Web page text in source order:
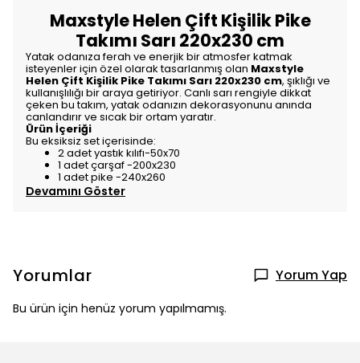
Maxstyle Helen Çift Kişilik Pike
Takımı Sarı 220x230 cm
Yatak odanıza ferah ve enerjik bir atmosfer katmak
isteyenler için özel olarak tasarlanmış olan Maxstyle
Helen Çift Kişilik Pike Takımı Sarı 220x230 cm, şıklığı ve
kullanışlılığı bir araya getiriyor. Canlı sarı rengiyle dikkat
çeken bu takım, yatak odanızın dekorasyonunu anında
canlandırır ve sıcak bir ortam yaratır.
Ürün İçeriği
Bu eksiksiz set içerisinde:
2 adet yastık kılıfı-50x70
1 adet çarşaf -200x230
1 adet pike -240x260
Devamını Göster
Yorumlar Yorum Yap
Bu ürün için henüz yorum yapılmamış.